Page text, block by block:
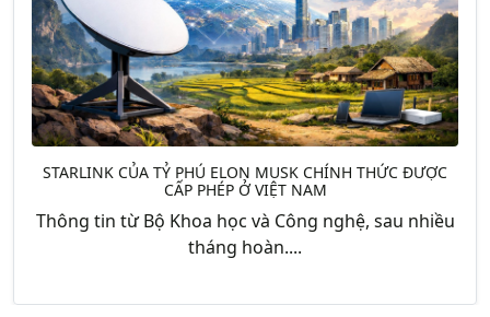
STARLINK CỦA TỶ PHÚ ELON MUSK CHÍNH THỨC ĐƯỢC
CẤP PHÉP Ở VIỆT NAM
Thông tin từ Bộ Khoa học và Công nghệ, sau nhiều
tháng hoàn....